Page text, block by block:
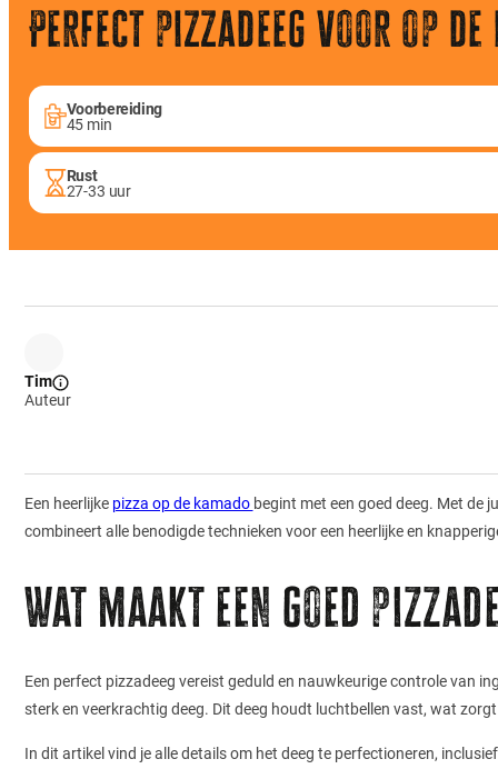
Perfect pizzadeeg voor op de
Voorbereiding
45 min
Rust
27-33 uur
Tim
Auteur
Een heerlijke pizza op de kamado begint met een goed deeg. Met de
combineert alle benodigde technieken voor een heerlijke en
Wat maakt een goed
Een perfect pizzadeeg vereist geduld en nauwkeurige controle van
sterk en veerkrachtig deeg. Dit deeg houdt luchtbellen vast, wat
In dit artikel vind je alle details om het deeg te perfectioneren,